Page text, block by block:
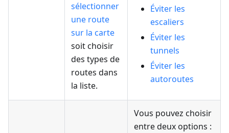
sélectionner
une route
sur la carte
soit choisir
des types de
routes dans
la liste.
Éviter les
escaliers
Éviter les
tunnels
Éviter les
autoroutes
Vous pouvez choisir
entre deux options :